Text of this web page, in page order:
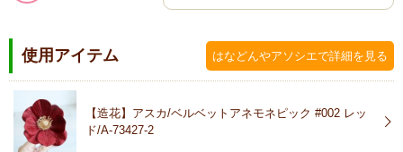
使用アイテム はなどんやアソシエで詳細を見る
【造花】アスカ/ベルベットアネモネピック #002 レッ
ド/A-73427-2